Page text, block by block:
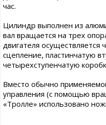
час.
Цилиндр выполнен из
вал вращается на трех
двигателя осуществляется
сцепление, пластинчатую
четырехступенчатую
Вместо обычно
управления (с помощью
«Тролле» использовано